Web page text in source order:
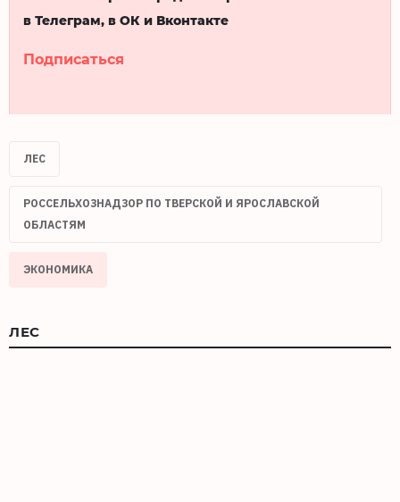
в Телеграм, в ОК и Вконтакте
Подписаться
ЛЕС
РОССЕЛЬХОЗНАДЗОР ПО ТВЕРСКОЙ И ЯРОСЛАВСКОЙ
ОБЛАСТЯМ
ЭКОНОМИКА
ЛЕС